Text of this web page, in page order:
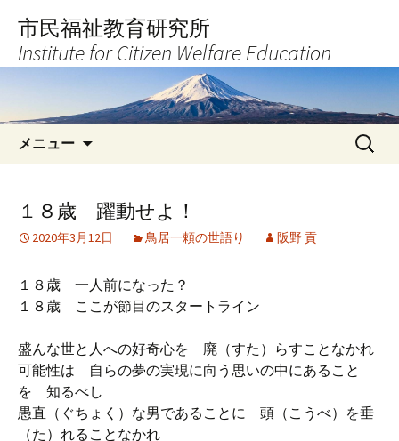
へ
キ
市民福祉教育研究所
Institute for Citizen Welfare Education
メニュー
検
索:
１８歳 躍動せよ！
2020年3月12日 鳥居一頼の世語り 阪野 貢
１８歳 一人前になった？
１８歳 ここが節目のスタートライン
盛んな世と人への好奇心を 廃（すた）らすことなかれ
可能性は 自らの夢の実現に向う思いの中にあること
を 知るべし
愚直（ぐちょく）な男であることに 頭（こうべ）を垂
（た）れることなかれ